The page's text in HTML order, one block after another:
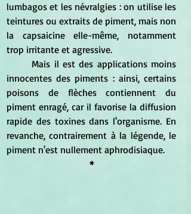
lumbagos et les névralgies : on utilise les
teintures ou extraits de piment, mais non
la capsaicine elle-même, notamment
trop irritante et agressive.
	Mais il est des applications moins
innocentes des piments : ainsi, certains
poisons de flèches contiennent du
piment enragé, car il favorise la diffusion
rapide des toxines dans l'organisme. En
revanche, contrairement à la légende, le
piment n'est nullement aphrodisiaque.
*